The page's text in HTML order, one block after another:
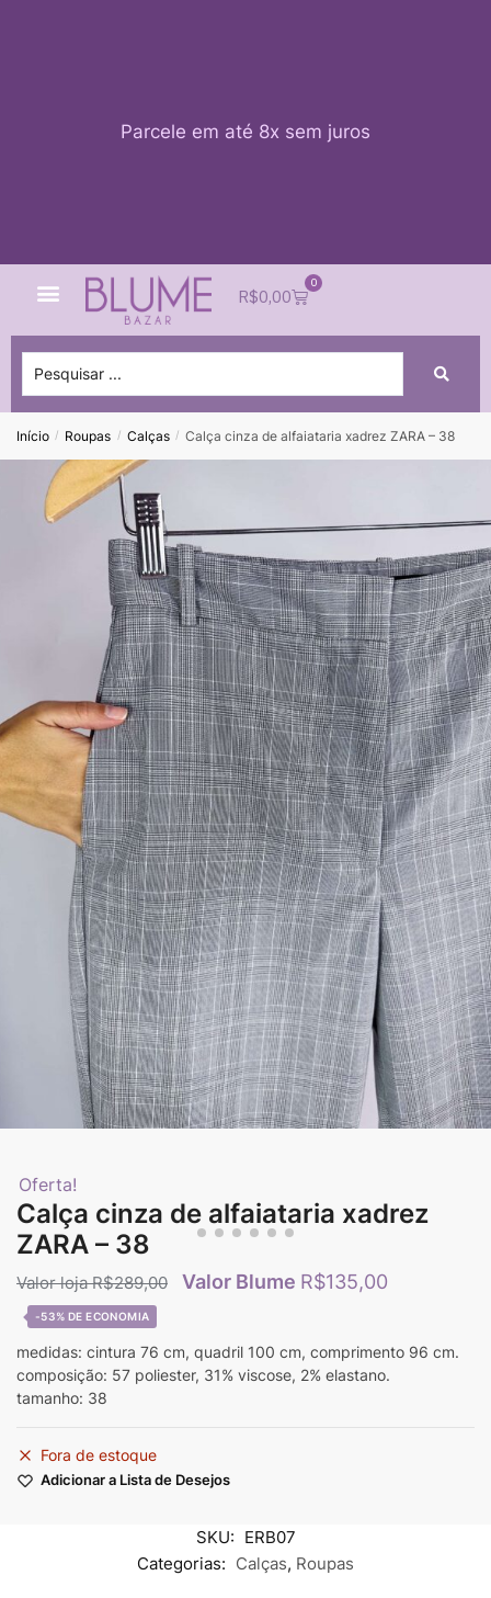
Parcele em até 8x sem juros
R$0,00
0
Início / Roupas / Calças / Calça cinza de alfaiataria xadrez ZARA – 38
Oferta!
Calça cinza de alfaiataria xadrez
ZARA – 38
R$289,00 R$135,00
-53%
medidas: cintura 76 cm, quadril 100 cm, comprimento 96 cm.
composição: 57 poliester, 31% viscose, 2% elastano.
tamanho: 38
Fora de estoque
Adicionar a Lista de Desejos
SKU: ERB07
Categorias: Calças, Roupas